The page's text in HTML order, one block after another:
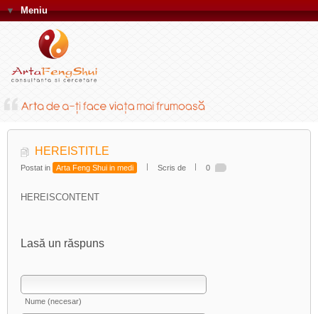
▼Meniu
HEREISTITLE
Postat in Arta Feng Shui in medi Scris de 0
HEREISCONTENT
Lasă un răspuns
Nume (necesar)